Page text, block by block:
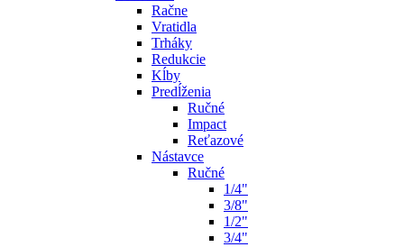
Račne
Vratidla
Trháky
Redukcie
Kĺby
Predĺženia
Ručné
Impact
Reťazové
Nástavce
Ručné
1/4"
3/8"
1/2"
3/4"